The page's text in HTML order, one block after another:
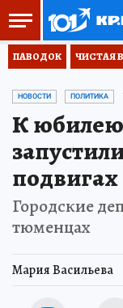
ПАВОДОК ЧИСТАЯ
НОВОСТИ ПОЛИТИКА
К
Городские
тюменцах
Мария Васильева